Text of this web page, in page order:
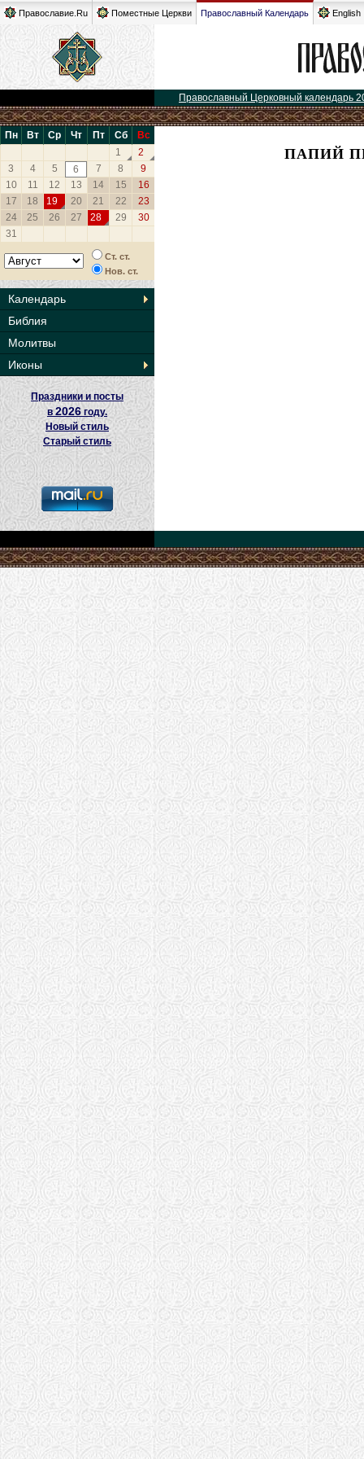
Православие.Ru Поместные Церкви Православный Календарь English
Православный Церковный календарь
Пн Вт Ср Чт Пт Сб
Вс
1
2
3
4 5 6 7 8
9
10
11 12 13 14 15
16
17
18 19 20 21 22
23
24
25 26 27 28 29
30
31
Ст. ст.
Нов. ст.
Календарь
Библия
Молитвы
Иконы
Праздники и посты
в2026 году.
Новый стиль
Старый стиль
ПАПИЙ